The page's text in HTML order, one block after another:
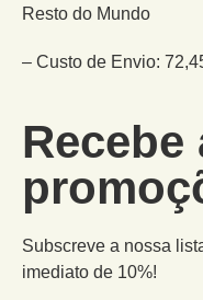
Resto do Mundo
– Custo de Envio:
Recebe
Subscreve a nossa
imediato de 10%!